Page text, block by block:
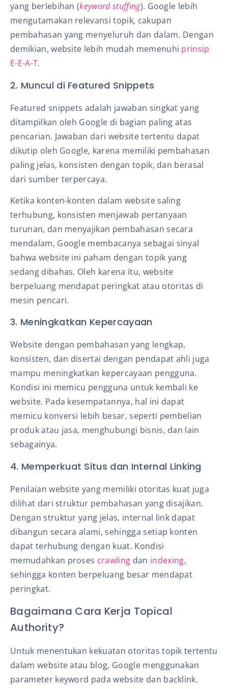
yang berlebihan (keyword stuffing). Google lebih
mengutamakan relevansi topik, cakupan
pembahasan yang menyeluruh dan dalam. Dengan
demikian, website lebih mudah memenuhi prinsip
E-E-A-T.
2. Muncul di Featured Snippets
Featured snippets adalah jawaban singkat yang
ditampilkan oleh Google di bagian paling atas
pencarian. Jawaban dari website tertentu dapat
dikutip oleh Google, karena memiliki pembahasan
paling jelas, konsisten dengan topik, dan berasal
dari sumber terpercaya.
Ketika konten-konten dalam website saling
terhubung, konsisten menjawab pertanyaan
turunan, dan menyajikan pembahasan secara
mendalam, Google membacanya sebagai sinyal
bahwa website ini paham dengan topik yang
sedang dibahas. Oleh karena itu, website
berpeluang mendapat peringkat atau otoritas di
mesin pencari.
3. Meningkatkan Kepercayaan
Website dengan pembahasan yang lengkap,
konsisten, dan disertai dengan pendapat ahli juga
mampu meningkatkan kepercayaan pengguna.
Kondisi ini memicu pengguna untuk kembali ke
website. Pada kesempatannya, hal ini dapat
memicu konversi lebih besar, seperti pembelian
produk atau jasa, menghubungi bisnis, dan lain
sebagainya.
4. Memperkuat Situs dan Internal Linking
Penilaian website yang memiliki otoritas kuat juga
dilihat dari struktur pembahasan yang disajikan.
Dengan struktur yang jelas, internal link dapat
dibangun secara alami, sehingga setiap konten
dapat terhubung dengan kuat. Kondisi
memudahkan proses crawling dan indexing,
sehingga konten berpeluang besar mendapat
peringkat.
Bagaimana Cara Kerja Topical
Authority?
Untuk menentukan kekuatan otoritas topik tertentu
dalam website atau blog, Google menggunakan
parameter keyword pada website dan backlink.